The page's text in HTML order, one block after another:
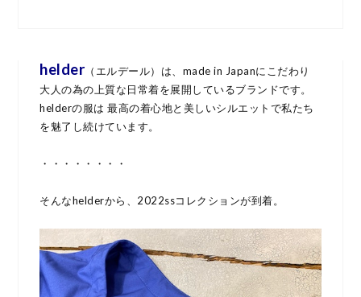
helder （エルデール）は、made in Japanにこだわり
大人の為の上質な日常着を展開しているブランドです。
helderの服は 最高の着心地と美しいシルエットで私たち
を魅了し続けています。
・・・・・・・・
そんなhelderから、2022ssコレクションが到着。